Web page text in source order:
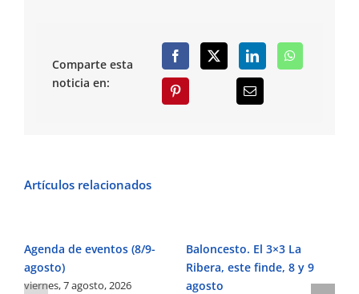
Comparte esta
noticia en:
Artículos relacionados
Agenda de eventos (8/9-
agosto)
viernes, 7 agosto, 2026
Baloncesto. El 3×3 La
Ribera, este finde, 8 y 9
agosto